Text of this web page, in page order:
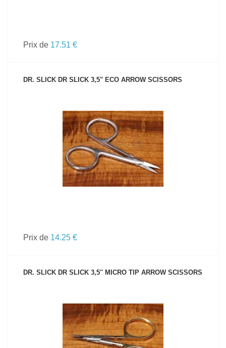
Prix de 17.51 €
DR. SLICK DR SLICK 3,5" ECO ARROW SCISSORS
VOIR LE PRODUIT
Prix de 14.25 €
DR. SLICK DR SLICK 3,5'' MICRO TIP ARROW SCISSORS
VOIR LE PRODUIT